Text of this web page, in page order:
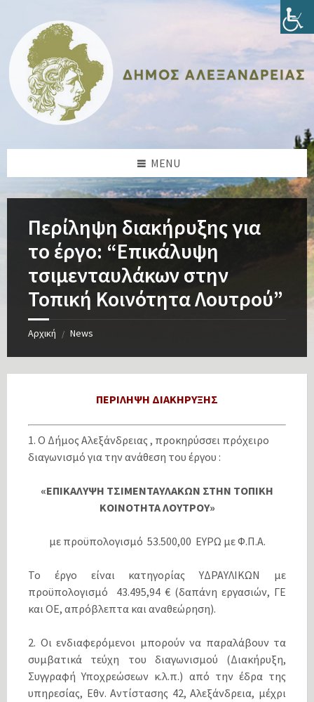
content
sidebar
sidebar
footer
MENU
Περίληψη διακήρυξης για
το έργο: “Επικάλυψη
τσιμενταυλάκων στην
Τοπική Κοινότητα Λουτρού”
Αρχική / News
ΠΕΡΙΛΗΨΗ ΔΙΑΚΗΡΥΞΗΣ
1. Ο Δήμος Αλεξάνδρειας , προκηρύσσει πρόχειρο
διαγωνισμό για την ανάθεση του έργου :
«ΕΠΙΚΑΛΥΨΗ ΤΣΙΜΕΝΤΑΥΛΑΚΩΝ ΣΤΗΝ ΤΟΠΙΚΗ
ΚΟΙΝΟΤΗΤΑ ΛΟΥΤΡΟΥ»
με προϋπολογισμό 53.500,00 ΕΥΡΩ με Φ.Π.Α.
Το έργο είναι κατηγορίας ΥΔΡΑΥΛΙΚΩΝ με
προϋπολογισμό 43.495,94 € (δαπάνη εργασιών, ΓΕ
και ΟΕ, απρόβλεπτα και αναθεώρηση).
2. Οι ενδιαφερόμενοι μπορούν να παραλάβουν τα
συμβατικά τεύχη του διαγωνισμού (Διακήρυξη,
Συγγραφή Υποχρεώσεων κ.λ.π.) από την έδρα της
υπηρεσίας, Εθν. Αντίστασης 42, Αλεξάνδρεια, μέχρι